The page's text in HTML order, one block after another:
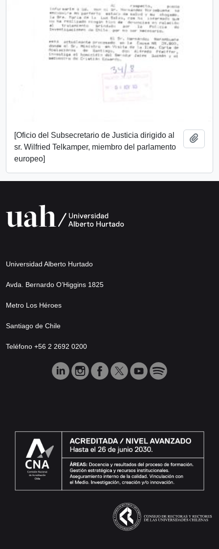
[Oficio del Subsecretario de Justicia dirigido al
sr. Wilfried Telkamper, miembro del parlamento
europeo]
Universidad Alberto Hurtado
Avda. Bernardo O’Higgins 1825
Metro Los Héroes
Santiago de Chile
Teléfono +56 2 2692 0200